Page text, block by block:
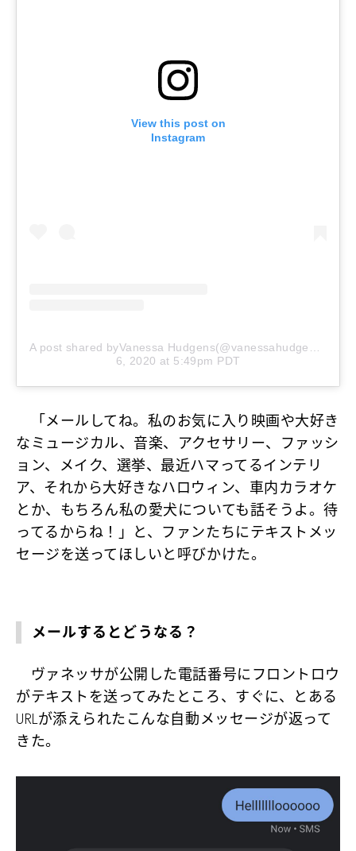
View this post on
Instagram
6, 2020 at 5:49pm PDT
「メールしてね。私のお気に入り映画や大好き
なミュージカル、音楽、アクセサリー、ファッシ
ョン、メイク、選挙、最近ハマってるインテリ
ア、それから大好きなハロウィン、車内カラオケ
とか、もちろん私の愛犬についても話そうよ。待
ってるからね！」と、ファンたちにテキストメッ
セージを送ってほしいと呼びかけた。
メールするとどうなる？
ヴァネッサが公開した電話番号にフロントロウ
がテキストを送ってみたところ、すぐに、とある
URLが添えられたこんな自動メッセージが返って
きた。